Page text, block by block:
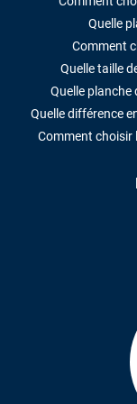
Quelle
Comment
Quelle taille
Quelle planche
Quelle différence
Comment choisir